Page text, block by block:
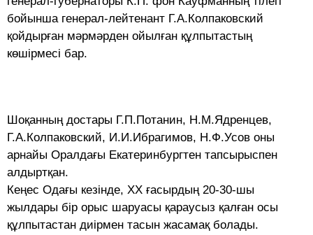
бойынша генерал-лейтенант Г.А.Колпаковский
қойдырған мәрмәрден ойылған құлпытастың
көшiрмесi бар.
Шоқанның достары Г.П.Потанин, Н.М.Ядренцев,
Г.А.Колпаковский, И.И.Ибрагимов, Н.Ф.Усов оны
арнайы Оралдағы Екатеринбургтен тапсырыспен
алдыртқан.
Кеңес Одағы кезiнде, ХХ ғасырдың 20-30-шы
жылдары бiр орыс шаруасы қараусыз қалған осы
құлпытастан диiрмен тасын жасамақ болады.